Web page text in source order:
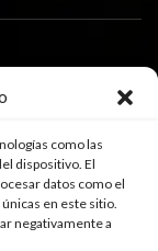
como las
dispositivo. El
datos como el
en este sitio.
negativamente a